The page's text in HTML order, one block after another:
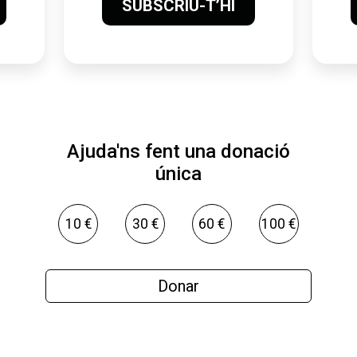
SUBSCRIU-T’HI
Ajuda'ns fent una donació
única
10 € 30 € 60 € 100 €
Donar